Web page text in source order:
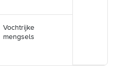
Vochtrijke
mengsels